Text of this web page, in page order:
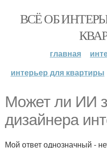
ВСЁ ОБ
главная
интерьер для квартиры
Может ли ИИ
дизайнера
Мой ответ однозначный -